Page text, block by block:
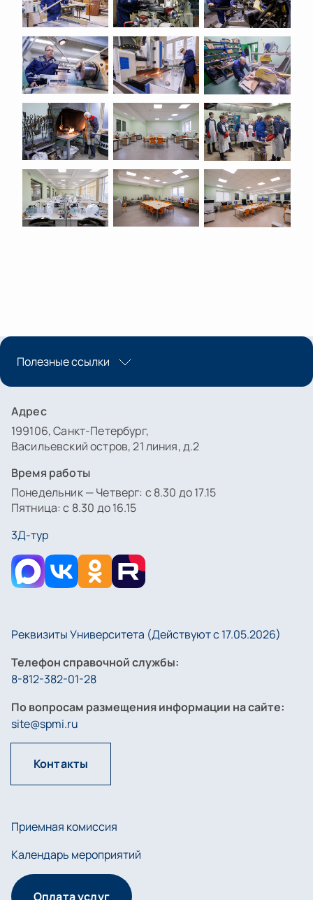
Полезные ссылки
Адрес
199106, Санкт-Петербург,
Васильевский остров, 21 линия, д.2
Время работы
Понедельник — Четверг: с 8.30 до 17.15
Пятница: с 8.30 до 16.15
3Д-тур
Реквизиты Университета (Действуют с 17.05.2026)
Телефон справочной службы:
8-812-382-01-28
По вопросам размещения информации на сайте:
site@spmi.ru
Контакты
Приемная комиссия
Календарь мероприятий
Оплата услуг